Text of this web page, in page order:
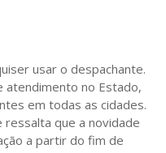
usar o despachante.
no Estado,
em todas as cidades.
ressalta que a novidade
a partir do fim de